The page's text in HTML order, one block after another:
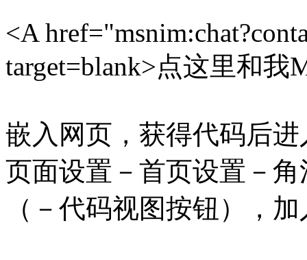
<A
target=blank>点这里和我
嵌入网页，获得代码后
页面设置－首页设置－
（－代码视图按钮），